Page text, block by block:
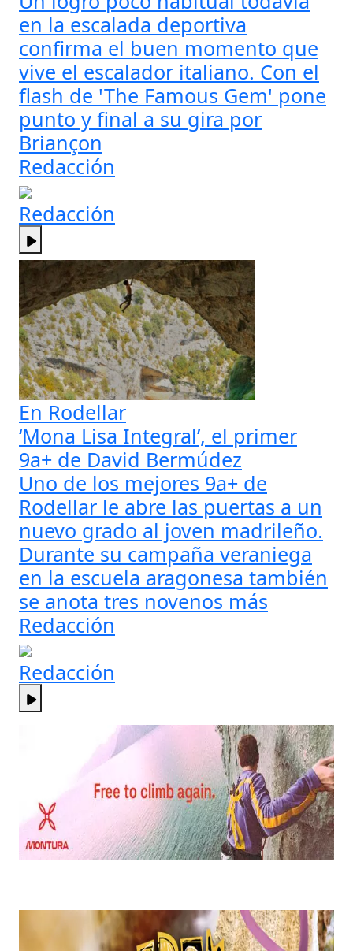
en la escalada deportiva
confirma el buen momento que
vive el escalador italiano. Con el
flash de 'The Famous Gem' pone
punto y final a su gira por
Briançon
Redacción
Redacción
En Rodellar
‘Mona Lisa Integral’, el primer
9a+ de David Bermúdez
Uno de los mejores 9a+ de
Rodellar le abre las puertas a un
nuevo grado al joven madrileño.
Durante su campaña veraniega
en la escuela aragonesa también
se anota tres novenos más
Redacción
Redacción